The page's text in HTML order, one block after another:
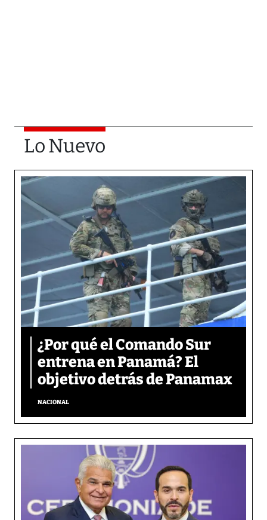
Lo Nuevo
¿Por qué el Comando Sur
entrena en Panamá? El
objetivo detrás de Panamax
NACIONAL